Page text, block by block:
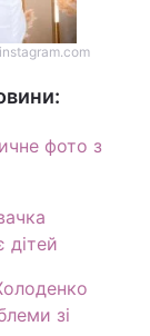
фото з
дітей
зі